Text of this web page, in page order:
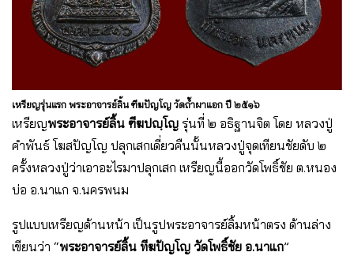
เหรียญรุ่นแรก พระอาจารย์ลิ้น ฑีฆปัญโญ วัดถ้ำผาแอก ปี ๒๕๑๖
เหรียญพระอาจารย์ลิ้น ฑีฆปญฺโญ รุ่นที่ ๒ อธิฐานจิต โดย หลวงปู่
คำพันธ์ โฆสปัญโญ ปลุกเสกเดี่ยวคืนนั้นหลวงปู่จุดเทียนชัยดับ ๒
ครั้งหลวงปู่ว่าเอาอะไรมาปลุกเสก เหรียญนี้ออกวัดโพธิ์ชัย ต.หนอง
บ่อ อ.นาแก จ.นครพนม
รูปแบบเหรียญด้านหน้า เป็นรูปพระอาจารย์ลิ้มหน้าตรง ด้านล่าง
เขียนว่า “พระอาจารย์ลิ้น ทีฆปัญโญ วัดโพธิ์ชัย อ.นาแก”